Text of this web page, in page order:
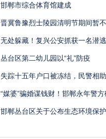
邯郸市综合体育馆建成
晋冀鲁豫烈士陵园清明节期间暂
无处躲藏！复兴公安抓获一名潜
丛台区第二幼儿园以“礼”防疫
失踪十五年户口被冻结，民警相
“媒婆”骗婚谋钱财！邯郸永年警
邯郸丛台区关于公布生态环境保